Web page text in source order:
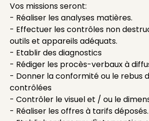
Vos missions seront:
- Réaliser les analyses matières.
- Effectuer les contrôles non
outils et appareils adéquats.
- Etablir des diagnostics
- Rédiger les procès-verbaux à
- Donner la conformité ou le rebus
contrôlées
- Contrôler le visuel et / ou le
- Réaliser les offres à tarifs déposés.